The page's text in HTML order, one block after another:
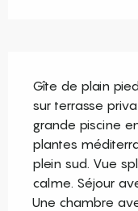
Gîte de plain
sur terrasse
grande piscine
plantes
plein sud. Vue
calme. Séjour
Une chambre